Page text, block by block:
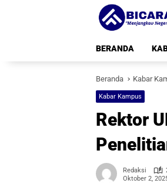
BERANDA
Beranda Kabar
Kabar Kampus
Rektor
Redaksi
Oktober 2,